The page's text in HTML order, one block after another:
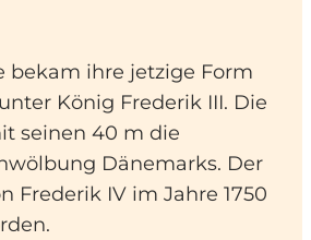
bekam ihre jetzige Form
König Frederik III. Die
seinen 40 m die
Dänemarks. Der
Frederik IV im Jahre 1750